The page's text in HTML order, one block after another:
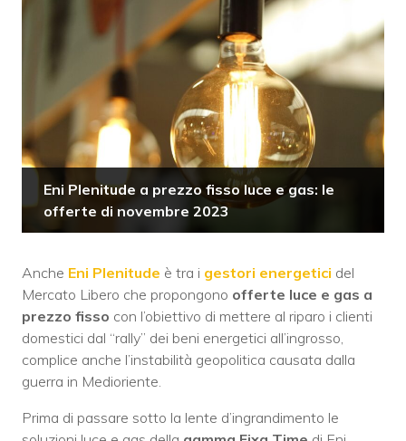
Eni Plenitude a prezzo fisso luce e gas: le
offerte di novembre 2023
Anche Eni Plenitude è tra i gestori energetici del
Mercato Libero che propongono offerte luce e gas a
prezzo fisso con l’obiettivo di mettere al riparo i clienti
domestici dal “rally” dei beni energetici all’ingrosso,
complice anche l’instabilità geopolitica causata dalla
guerra in Medioriente.
Prima di passare sotto la lente d’ingrandimento le